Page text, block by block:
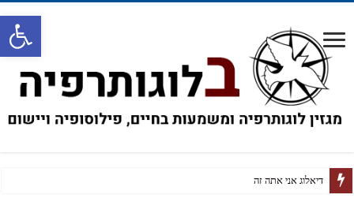
על חזרה זכירה וק